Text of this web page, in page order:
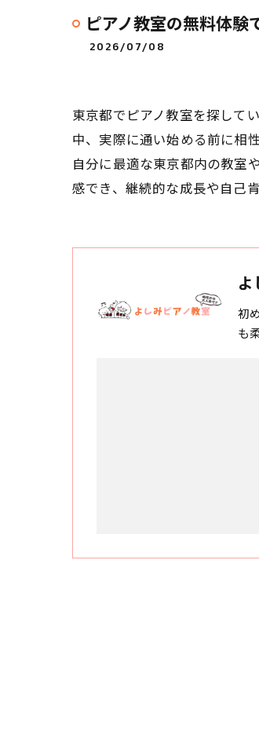
ピアノ教室の無料体験
2026/07/08
東京都でピアノ教室を探して
中、実際に通い始める前に相
自分に最適な東京都内の教室
感でき、継続的な成長や自己
よ
初
も